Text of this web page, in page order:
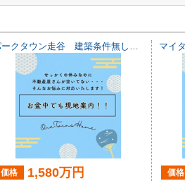
パークタウン走谷 建築条件無し売土地♪
価格 1,580万円 価格